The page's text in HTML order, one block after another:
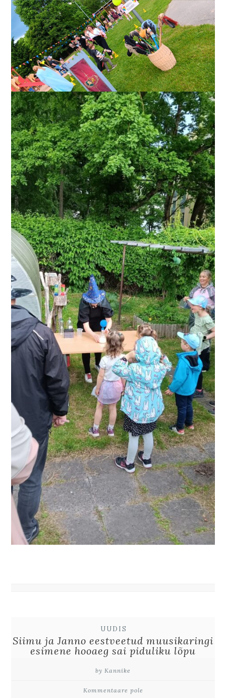
UUDIS
Siimu ja Janno eestveetud muusikaringi
esimene hooaeg sai piduliku lõpu
by Kannike
Kommentaare pole